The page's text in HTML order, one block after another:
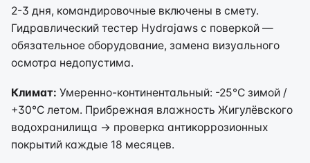
2-3 дня, командировочные включены в смету.
Гидравлический тестер Hydrajaws с поверкой —
обязательное оборудование, замена визуального
осмотра недопустима.
Климат: Умеренно-континентальный: -25°C зимой /
+30°C летом. Прибрежная влажность Жигулёвского
водохранилища → проверка антикоррозионных
покрытий каждые 18 месяцев.